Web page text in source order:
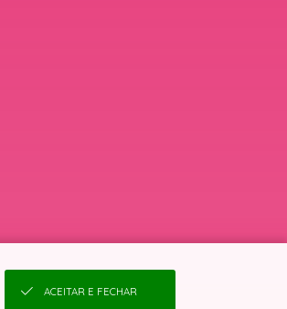
ACEITAR E FECHAR